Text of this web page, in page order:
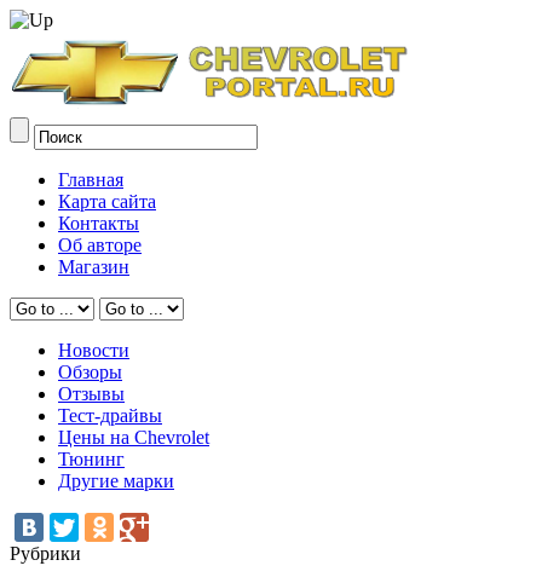
Главная
Карта сайта
Контакты
Об авторе
Магазин
Новости
Обзоры
Отзывы
Тест-драйвы
Цены на Chevrolet
Тюнинг
Другие марки
Рубрики